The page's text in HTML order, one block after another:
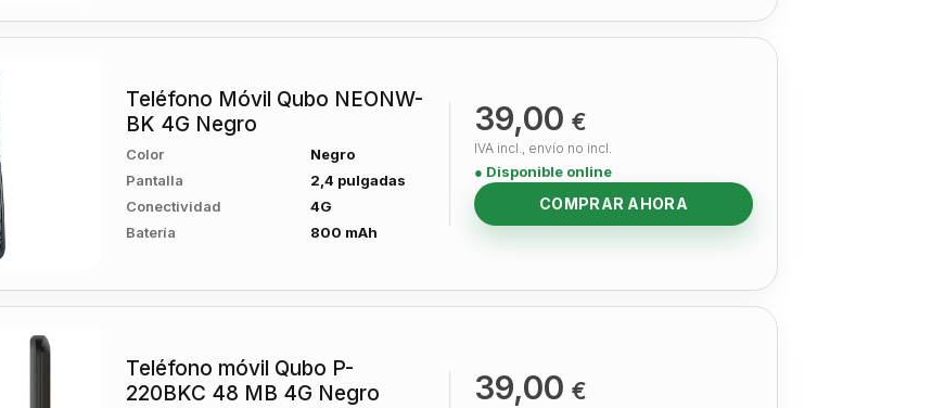
Teléfono Móvil Qubo NEONW-
BK 4G Negro
Color
Negro
Pantalla
2,4 pulgadas
Conectividad
4G
Batería
800 mAh
39,00 €
IVA incl., envío no incl.
● Disponible online
COMPRAR AHORA
Teléfono móvil Qubo P-
220BKC 48 MB 4G Negro
39,00 €